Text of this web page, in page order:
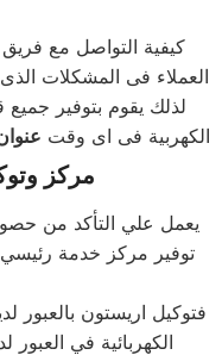
كيفية التواصل مع
العملاء فى المشكلات
لذلك يقوم بتوفير جميع
الكهربية فى اى وقت
مركز
توفير مركز خدمة
فتوكيل اريستون بالعبور
الكهربائية في العبور